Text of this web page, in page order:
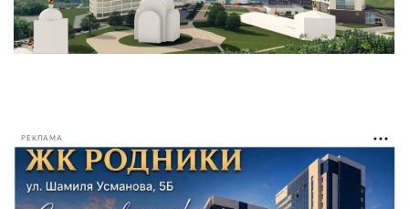
РЕКЛАМА